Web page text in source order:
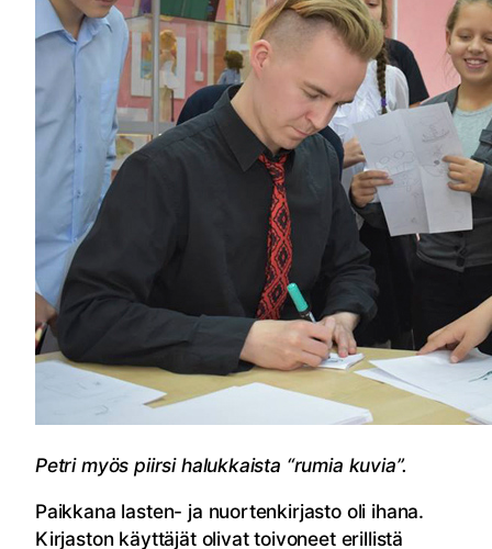
Petri myös piirsi halukkaista “rumia kuvia”.
Paikkana lasten- ja nuortenkirjasto oli ihana.
Kirjaston käyttäjät olivat toivoneet erillistä